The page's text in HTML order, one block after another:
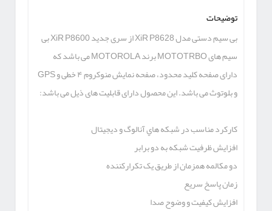
توضیحات
بی سیم دستی مدل XiR P8628 از سری جدید XiR P8600 بی
سیم های MOTOTRBO برند MOTOROLA می باشد که
دارای صفحه کلید محدود، صفحه نمایش منوکروم ۴ خطی و GPS
و بلوتوث می باشد. این محصول دارای قابلیت های ذیل می باشد:
كاركرد مناسب در شبكه هاي آنالوگ و ديجيتال
افزايش ظرفيت شبكه به دو برابر
دو مكالمه همزمان از طريق یک تكراركننده
زمان پاسخ سريع
افزایش كيفيت و وضوح صدا